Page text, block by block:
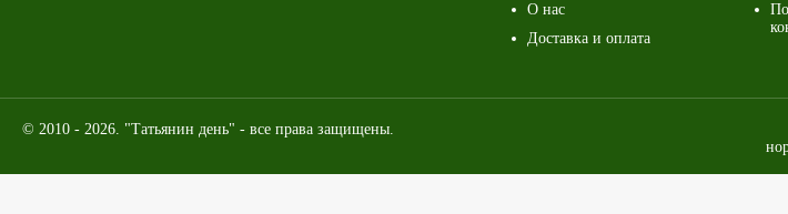
О нас
Доставка и оплата
© 2010 - 2026. "Татьянин день" - все права защищены.